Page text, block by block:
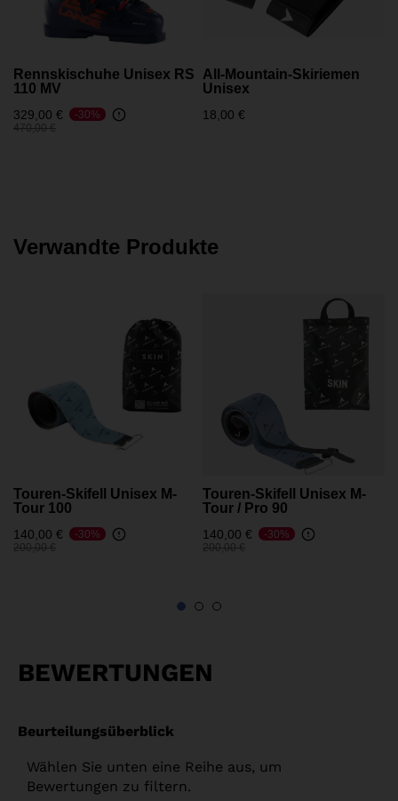
Rennskischuhe Unisex RS
110 MV
329,00 €
Preis reduziert von
470,00 €auf
-30%
All-Mountain-Skiriemen
Unisex
18,00 €
Verwandte Produkte
Touren-Skifell Unisex M-
Tour 100
140,00 €
Preis reduziert von
200,00 €auf
-30%
Touren-Skifell Unisex M-
Tour / Pro 90
140,00 €
Preis reduziert von
200,00 €auf
-30%